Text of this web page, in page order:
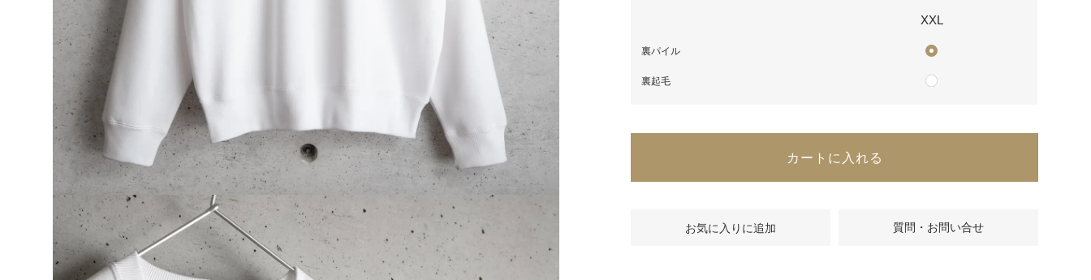
XXL
裏パイル
裏起毛
カートに入れる
質問・お問い合せ